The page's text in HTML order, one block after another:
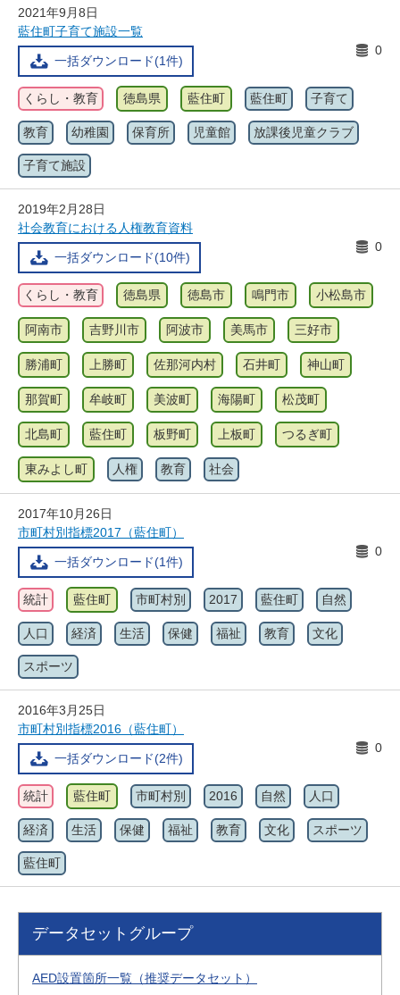
2021年9月8日
藍住町子育て施設一覧
一括ダウンロード(1件)
0
くらし・教育 徳島県 藍住町 藍住町 子育て
教育 幼稚園 保育所 児童館 放課後児童クラブ
子育て施設
2019年2月28日
社会教育における人権教育資料
一括ダウンロード(10件)
0
くらし・教育 徳島県 徳島市 鳴門市 小松島市
阿南市 吉野川市 阿波市 美馬市 三好市
勝浦町 上勝町 佐那河内村 石井町 神山町
那賀町 牟岐町 美波町 海陽町 松茂町
北島町 藍住町 板野町 上板町 つるぎ町
東みよし町 人権 教育 社会
2017年10月26日
市町村別指標2017（藍住町）
一括ダウンロード(1件)
0
統計 藍住町 市町村別 2017 藍住町 自然
人口 経済 生活 保健 福祉 教育 文化
スポーツ
2016年3月25日
市町村別指標2016（藍住町）
一括ダウンロード(2件)
0
統計 藍住町 市町村別 2016 自然 人口
経済 生活 保健 福祉 教育 文化 スポーツ
藍住町
データセットグループ
AED設置箇所一覧（推奨データセット）